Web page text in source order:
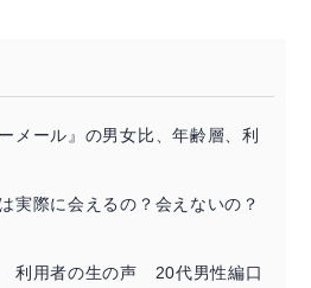
メール』の男女比、年齢層、利
実際に会えるの？会えないの？
利用者の生の声 20代男性編口